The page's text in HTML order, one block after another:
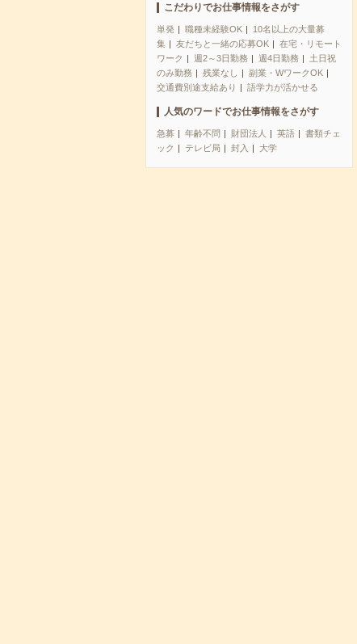
こだわりでお仕事情報をさがす
単発 職種未経験OK
10名以上の大量募
集
友だちと一緒の応募OK
在宅・リモート
ワーク
週2～3日勤務 週4日勤務
土日祝
のみ勤務
残業なし
副業・WワークOK
交通費別途支給あり
語学力が活かせる
人気のワードでお仕事情報をさがす
急募 年齢不問 財団法人 英語
書類チェ
ック
テレビ局 封入 大学